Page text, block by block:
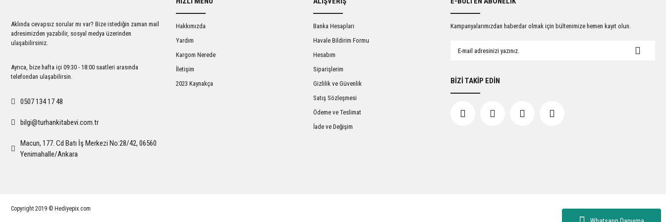
Ürün fiyatı diğer sitelerden daha pahalı.
Bu ürüne benzer farklı alternatifler olmalı.
Gönder
Aklında cevapsız sorular mı var? Bize istediğin zaman mail
adresimizden yazabilir, sosyal medya üzerinden
ulaşabilirsiniz.
Ayrıca, bize hafta içi 09:30 - 18:00 saatleri arasında
telefondan ulaşabilirsin.
0507 134 17 48
bilgi@turhankitabevi.com.tr
Macun, 177. Cd Batı İş Merkezi No:28/42, 06560
Yenimahalle/Ankara
Hakkımızda
Yardım
Kargom Nerede
İletişim
2023 Kaynakça
Banka Hesapları
Havale Bildirim Formu
Hesabım
Siparişlerim
Gizlilik ve Güvenlik
Satış Sözleşmesi
Ödeme ve Teslimat
İade ve Değişim
Kampanyalarımızdan haberdar olmak için bültenimize hemen kayıt olun.
BİZİ TAKİP EDİN
Copyright 2019 © Hediyepix.com